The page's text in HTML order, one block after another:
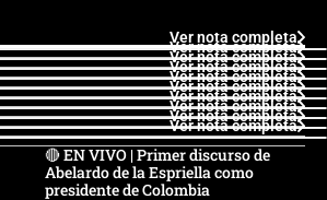
Ver nota completa
Ver nota completa
Ver nota completa
Ver nota completa
Ver nota completa
Ver nota completa
Ver nota completa
Ver nota completa
Ver nota completa
Ver nota completa
🔴 EN VIVO | Primer discurso de
Abelardo de la Espriella como
presidente de Colombia